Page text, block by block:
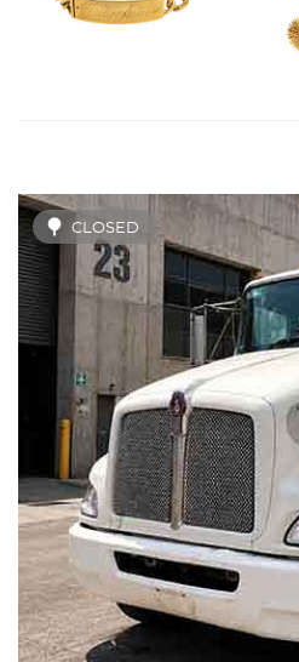
CLOSED